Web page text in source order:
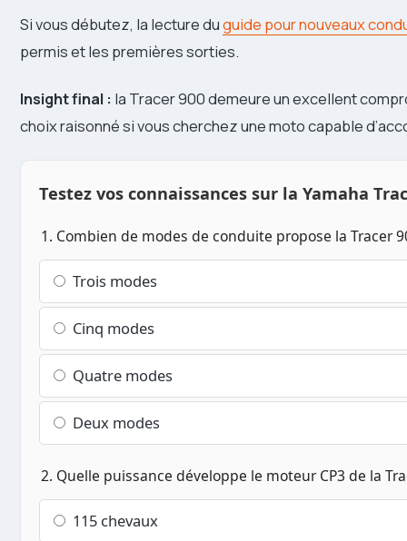
Si vous débutez, la lecture duguide pour nouveaux
permis et les premières sorties.
Insight final : la Tracer 900 demeure un excellent
choix raisonné si vous cherchez une moto capable
Testez vos connaissances sur la Yamaha
1. Combien de modes de conduite propose la Tracer
Trois modes
Cinq modes
Quatre modes
Deux modes
2. Quelle puissance développe le moteur CP3 de la
115 chevaux